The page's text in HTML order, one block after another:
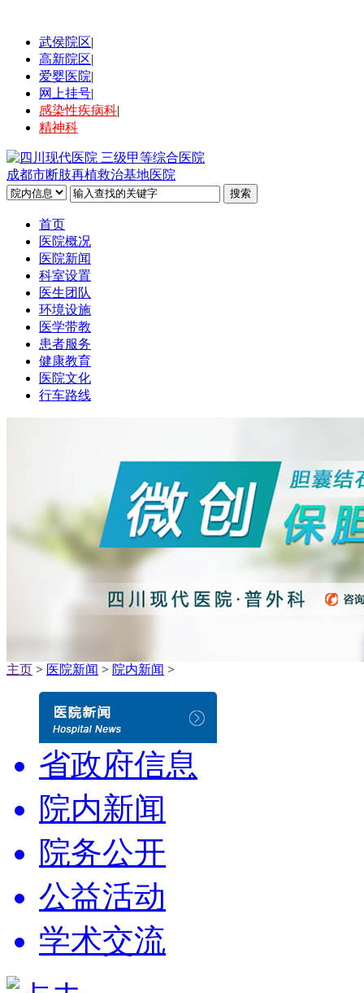
武侯院区|
高新院区|
爱婴医院|
网上挂号|
感染性疾病科|
精神科
成都市断肢再植救治基地医院
首页
医院概况
医院新闻
科室设置
医生团队
环境设施
医学带教
患者服务
健康教育
医院文化
行车路线
主页 > 医院新闻 > 院内新闻 >
省政府信息
院内新闻
院务公开
公益活动
学术交流